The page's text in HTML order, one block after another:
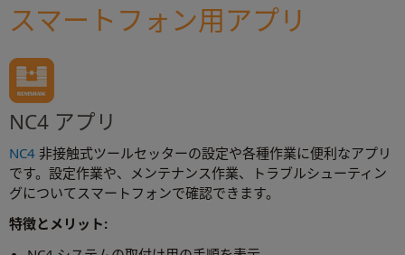
スマートフォン用アプリ
NC4 アプリ
NC4 非接触式ツールセッターの設定や各種作業に便利なアプリ
です。設定作業や、メンテナンス作業、トラブルシューティン
グについてスマートフォンで確認できます。
特徴とメリット: